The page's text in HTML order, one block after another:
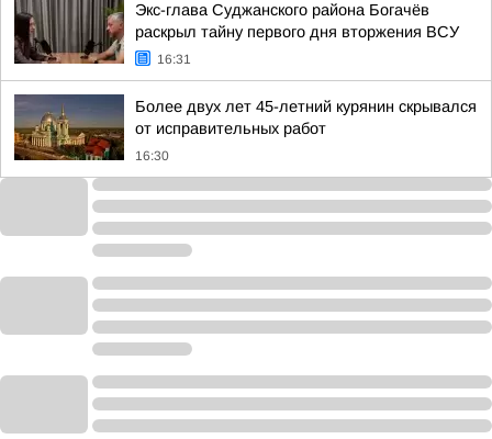
Экс-глава Суджанского района Богачёв
раскрыл тайну первого дня вторжения ВСУ
16:31
Более двух лет 45-летний курянин скрывался
от исправительных работ
16:30